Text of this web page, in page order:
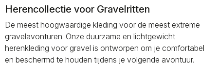
Herencollectie voor Gravelritten
De meest hoogwaardige kleding voor de meest extreme
gravelavonturen. Onze duurzame en lichtgewicht
herenkleding voor gravel is ontworpen om je comfortabel
en beschermd te houden tijdens je volgende avontuur.